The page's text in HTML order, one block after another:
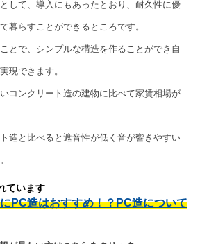
して、導入にもあったとおり、耐久性に優
暮らすことができるところです。
とで、シンプルな構造を作ることができ自
現できます。
コンクリート造の建物に比べて家賃相場が
造と比べると遮音性が低く音が響きやすい
ています
PC造はおすすめ！？PC造について